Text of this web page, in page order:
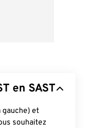
en SAST
gauche) et
souhaitez